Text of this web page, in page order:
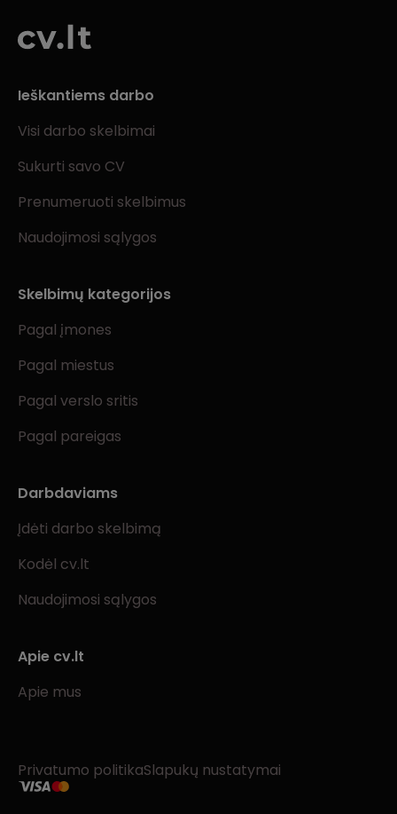
Ieškantiems darbo
Visi darbo skelbimai
Sukurti savo CV
Prenumeruoti skelbimus
Naudojimosi sąlygos
Skelbimų kategorijos
Pagal įmones
Pagal miestus
Pagal verslo sritis
Pagal pareigas
Darbdaviams
Įdėti darbo skelbimą
Kodėl cv.lt
Naudojimosi sąlygos
Apie cv.lt
Apie mus
Privatumo politikaSlapukų nustatymai